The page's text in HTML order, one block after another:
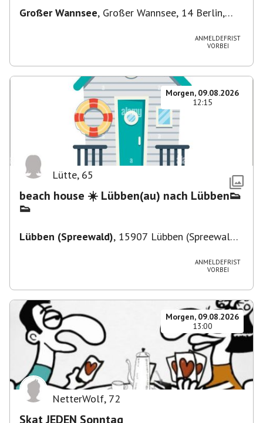
Großer Wannsee, Großer Wannsee, 14 Berlin,
ANMELDEFRIST
VORBEI
Morgen, 09.08.2026
12:15
Lütte, 65
beach house ☀️ Lübben(au) nach Lübben👟
👟
Lübben (Spreewald), 15907 Lübben (Spreewald),
ANMELDEFRIST
VORBEI
Morgen, 09.08.2026
13:00
NetterWolf, 72
Skat JEDEN Sonntag